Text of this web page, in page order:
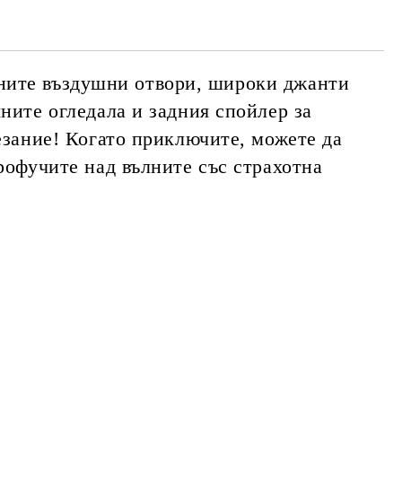
въздушни отвори, широки джанти
огледала и задния спойлер за
Когато приключите, можете да
над вълните със страхотна